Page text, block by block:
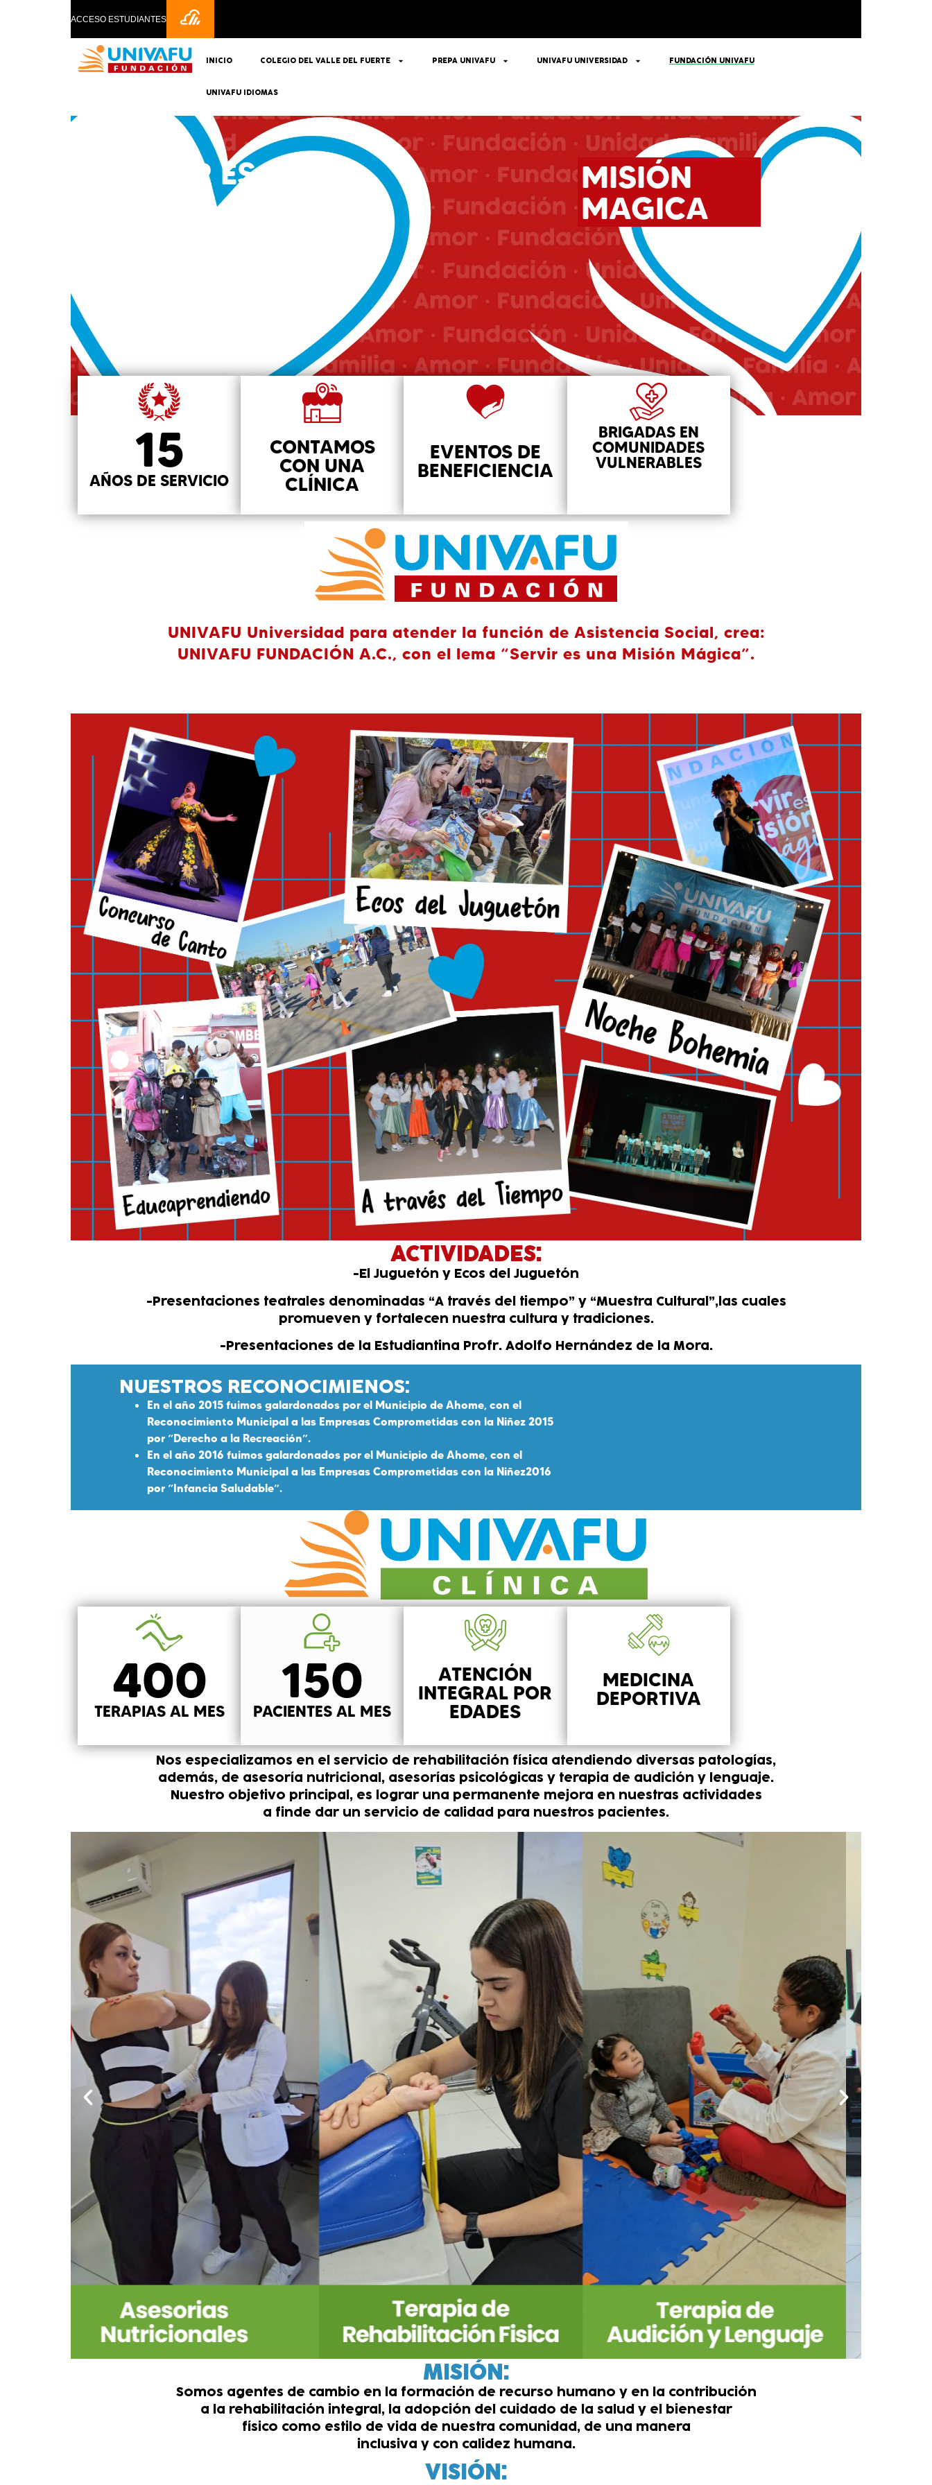
ACCESO ESTUDIANTES
INICIO COLEGIO DEL VALLE DEL FUERTE PREPA UNIVAFU UNIVAFU UNIVERSIDAD FUNDACIÓN UNIVAFU
UNIVAFU IDIOMAS
SERVIR ES UNA
MISIÓN
MAGICA
15
AÑOS DE SERVICIO
CONTAMOS
CON UNA
CLÍNICA
EVENTOS DE
BENEFICIENCIA
BRIGADAS EN
COMUNIDADES
VULNERABLES
UNIVAFU Universidad para atender la función de Asistencia Social, crea:
UNIVAFU FUNDACIÓN A.C., con el lema “Servir es una Misión Mágica”.
ACTIVIDADES:
-El Juguetón y Ecos del Juguetón
-Presentaciones teatrales denominadas “A través del tiempo” y “Muestra Cultural”,las cuales
promueven y fortalecen nuestra cultura y tradiciones.
-Presentaciones de la Estudiantina Profr. Adolfo Hernández de la Mora.
NUESTROS RECONOCIMIENOS:
En el año 2015 fuimos galardonados por el Municipio de Ahome, con el
Reconocimiento Municipal a las Empresas Comprometidas con la Niñez 2015
por “Derecho a la Recreación”.
En el año 2016 fuimos galardonados por el Municipio de Ahome, con el
Reconocimiento Municipal a las Empresas Comprometidas con la Niñez2016
por “Infancia Saludable”.
400
TERAPIAS AL MES
150
PACIENTES AL MES
ATENCIÓN
INTEGRAL POR
EDADES
MEDICINA
DEPORTIVA
Nos especializamos en el servicio de rehabilitación física atendiendo diversas patologías,
además, de asesoría nutricional, asesorías psicológicas y terapia de audición y lenguaje.
Nuestro objetivo principal, es lograr una permanente mejora en nuestras actividades
a finde dar un servicio de calidad para nuestros pacientes.
MISIÓN:
Somos agentes de cambio en la formación de recurso humano y en la contribución
a la rehabilitación integral, la adopción del cuidado de la salud y el bienestar
físico como estilo de vida de nuestra comunidad, de una manera
inclusiva y con calidez humana.
VISIÓN: